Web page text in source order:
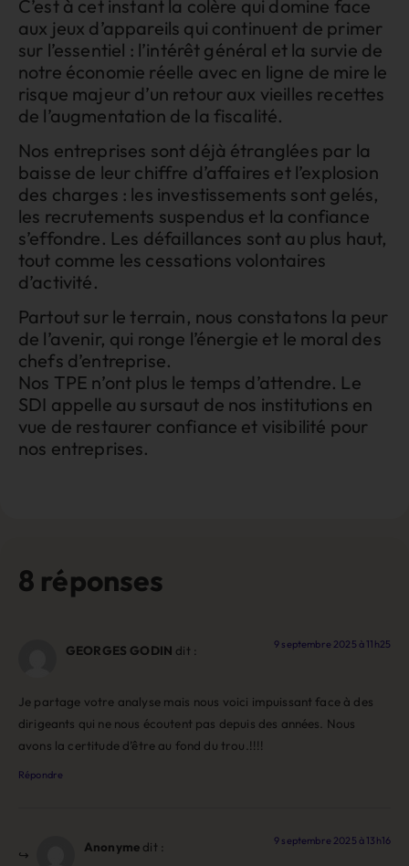
C’est à cet instant la colère qui domine face
aux jeux d’appareils qui continuent de primer
sur l’essentiel : l’intérêt général et la survie de
notre économie réelle avec en ligne de mire le
risque majeur d’un retour aux vieilles recettes
de l’augmentation de la fiscalité.
Nos entreprises sont déjà étranglées par la
baisse de leur chiffre d’affaires et l’explosion
des charges : les investissements sont gelés,
les recrutements suspendus et la confiance
s’effondre. Les défaillances sont au plus haut,
tout comme les cessations volontaires
d’activité.
Partout sur le terrain, nous constatons la peur
de l’avenir, qui ronge l’énergie et le moral des
chefs d’entreprise.
Nos TPE n’ont plus le temps d’attendre. Le
SDI appelle au sursaut de nos institutions en
vue de restaurer confiance et visibilité pour
nos entreprises.
8 réponses
GEORGES GODIN dit : 9 septembre 2025 à 11h25
Je partage votre analyse mais nous voici impuissant face à des
dirigeants qui ne nous écoutent pas depuis des années. Nous
avons la certitude d’être au fond du trou.!!!!
Répondre
Anonyme dit : 9 septembre 2025 à 13h16